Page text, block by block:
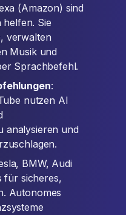
(Amazon) sind
helfen. Sie
verwalten
Musik und
Sprachbefehl.
:
nutzen AI
analysieren und
BMW, Audi
für sicheres,
Autonomes